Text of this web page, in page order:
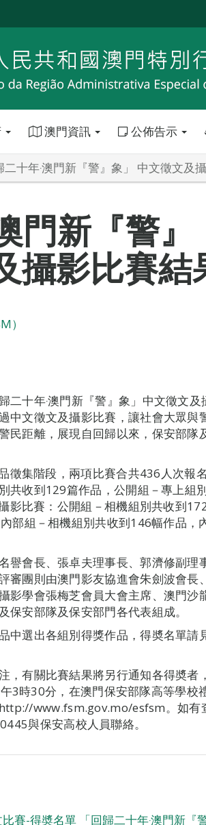
澳門資訊 公佈告示
二十年‧澳門新『警』象」 中文徵文及
門新『警』
攝影比賽結
）
十年‧澳門新『警』象」中文徵文及
中文徵文及攝影比賽，讓社會大眾與
民距離，展現自回歸以來，保安部隊
集階段，兩項比賽合共436人次報名
共收到129篇作品，公開組－專上組
影比賽：公開組－相機組別共收到
部組－相機組別共收到146幅作品，
譽會長、張卓夫理事長、郭濟修副理
審團則由澳門影友協進會朱劍波會長
影學會張梅芝會員大會主席、澳門沙
安部隊及保安部門各代表組成。
中選出各組別得獎作品，得奬名單請
，有關比賽結果將另行通知各得奬者
3時30分，在澳門保安部隊高等學校
www.fsm.gov.mo/esfsm。如有
與保安高校人員聯絡。
賽-得奬名單 「回歸二十年‧澳門新『警